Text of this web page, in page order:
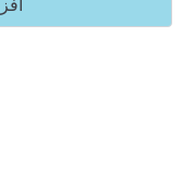
افزودن به